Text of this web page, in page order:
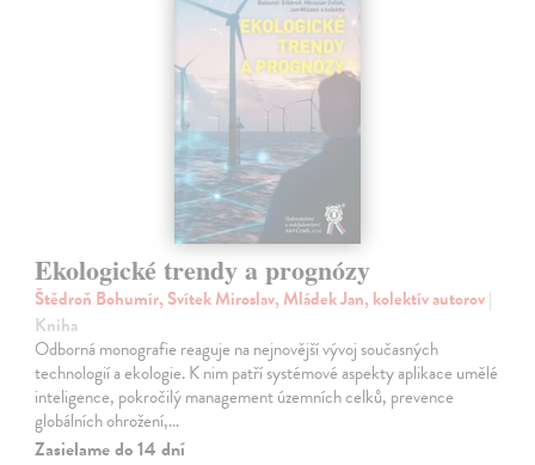
Ekologické trendy a prognózy
Štědroň Bohumír, Svítek Miroslav, Mládek Jan, kolektív autorov|
Kniha
Odborná monografie reaguje na nejnovější vývoj současných
technologií a ekologie. K nim patří systémové aspekty aplikace umělé
inteligence, pokročilý management územních celků, prevence
globálních ohrožení,…
Zasielame do 14 dní